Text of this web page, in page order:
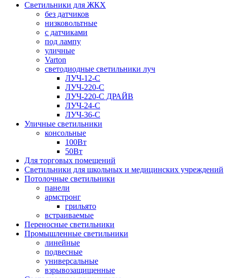
Светильники для ЖКХ
без датчиков
низковольтные
с датчиками
под лампу
уличные
Varton
светодиодные светильники луч
ЛУЧ-12-С
ЛУЧ-220-С
ЛУЧ-220-С ДРАЙВ
ЛУЧ-24-С
ЛУЧ-36-С
Уличные светильники
консольные
100Вт
50Вт
Для торговых помещений
Светильники для школьных и медицинских учреждений
Потолочные светильники
панели
армстронг
грильято
встраиваемые
Переносные светильники
Промышленные светильники
линейные
подвесные
универсальные
взрывозащищенные